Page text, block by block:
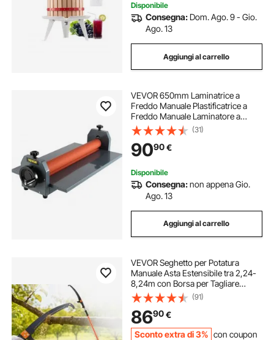
Disponibile
Consegna: Dom. Ago. 9 - Gio.
Ago. 13
Aggiungi al carrello
VEVOR 650mm Laminatrice a
Freddo Manuale Plastificatrice a
Freddo Manuale Laminatore a
Freddo a 4 Rulli Gomma Morbida E
Alla Superficie Liscia
(31)
9090€
Disponibile
Consegna:non appena Gio.
Ago. 13
Aggiungi al carrello
VEVOR Seghetto per Potatura
Manuale Asta Estensibile tra 2,24-
8,24m con Borsa per Tagliare
Segare Rami Boschi Alberi in
Altezza, Troncarami Manuale 5,9kg
Palo Estensibile in Fibra di Vetro
Lama Curva
(91)
8690€
Sconto extra di 3% con coupon